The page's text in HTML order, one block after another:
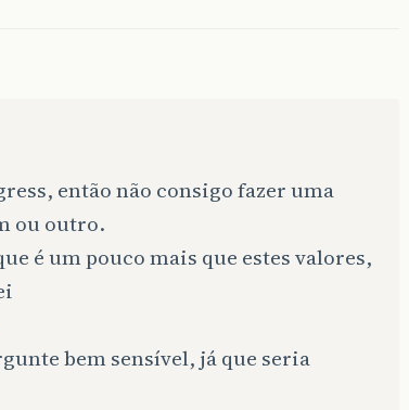
então não consigo fazer uma
ou outro.
é um pouco mais que estes valores,
bem sensível, já que seria